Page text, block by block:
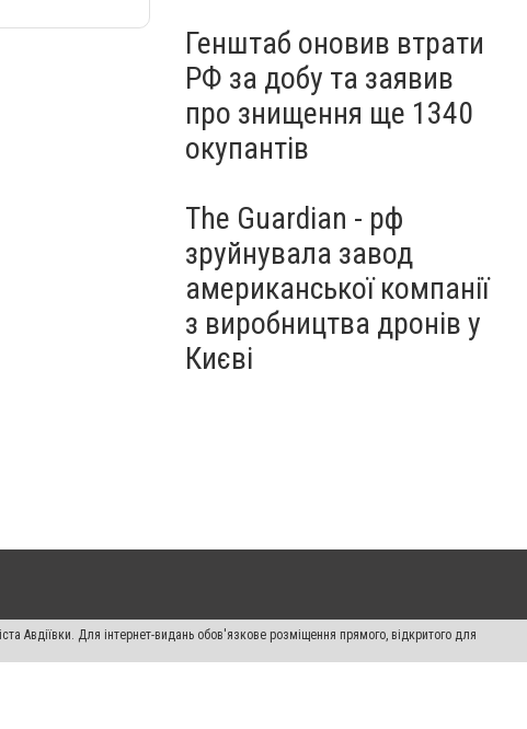
Генштаб оновив втрати
РФ за добу та заявив
про знищення ще 1340
окупантів
The Guardian - рф
зруйнувала завод
американської компанії
з виробництва дронів у
Києві
Авдіївки. Для інтернет-видань обов'язкове розміщення прямого, відкритого для